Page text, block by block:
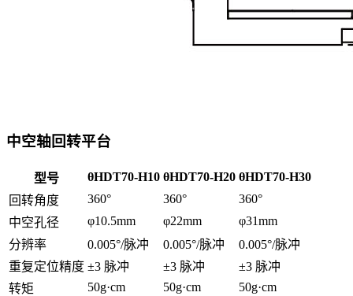
中空轴回转平台
型号 θHDT70-H10 θHDT70-H20 θHDT70-H30
回转角度
360° 360°
360°
中空孔径
φ10.5mm φ22mm
φ31mm
分辨率
0.005°/脉冲 0.005°/脉冲
0.005°/脉冲
重复定位精度 ±3 脉冲 ±3 脉冲
±3 脉冲
转矩
50g·cm 50g·cm
50g·cm